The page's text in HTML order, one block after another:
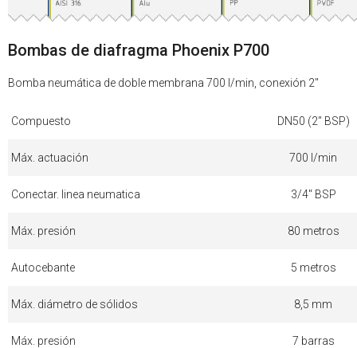
Bombas de diafragma Phoenix P700
Bomba neumática de doble membrana 700 l/min, conexión 2"
Compuesto DN50 (2" BSP)
Máx. actuación 700 l/min
Conectar. linea neumatica 3/4" BSP
Máx. presión 80 metros
Autocebante 5 metros
Máx. diámetro de sólidos 8,5 mm
Máx. presión 7 barras